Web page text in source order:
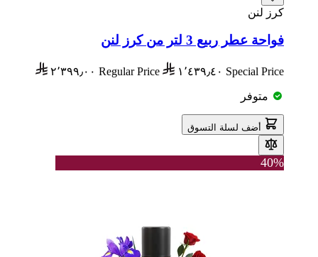
كرز لنن
فواحة عطر ربيع 3 لتر من كرز لنن
Special Price ١٬٤٣٩٫٤٠ Regular Price ٢٬٣٩٩٫٠٠
متوفر
أضف لسلة التسوق
40%